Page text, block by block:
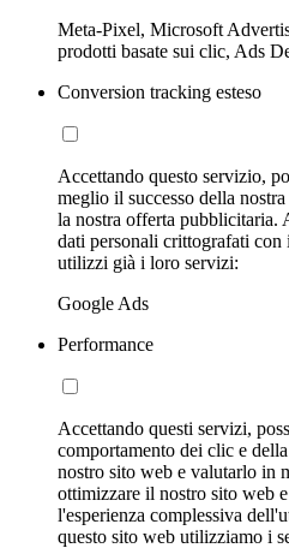
Meta-Pixel, Microsoft
prodotti basate sui clic, Ads
Conversion tracking esteso
Accettando questo servizio,
meglio il successo della
la nostra offerta pubblicitaria.
dati personali crittografati con
utilizzi già i loro servizi:
Google Ads
Performance
Accettando questi servizi,
comportamento dei clic e
nostro sito web e valutarlo in
ottimizzare il nostro sito web
l'esperienza complessiva
questo sito web utilizziamo i